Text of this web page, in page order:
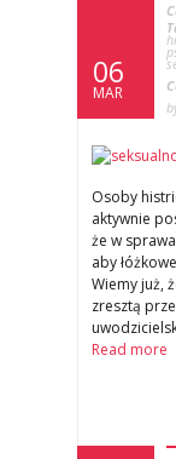
06
MAR
Osoby
aktywnie
że w
aby
Wiemy już,
zresztą
Read more